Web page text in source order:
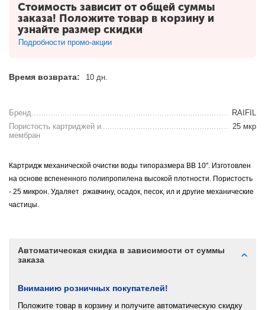
Стоимость зависит от общей суммы
заказа! Положите товар в корзину и
узнайте размер скидки
Подробности промо-акции
Время возврата: 10 дн.
Бренд
RAIFIL
Пористость картриджей и
мембран
25 мкр
Картридж механической очистки воды типоразмера BB 10". Изготовлен
на основе вспененного полипропилена высокой плотности. Пористость
- 25 микрон. Удаляет ржавчину, осадок, песок, ил и другие механические
частицы.
Автоматическая скидка в зависимости от суммы
заказа
Вниманию розничных покупателей!
Положите товар в корзину и получите автоматическую скидку